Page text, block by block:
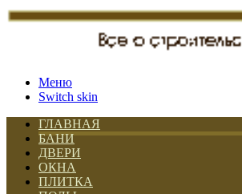
Меню
Switch skin
ГЛАВНАЯ
БАНИ
ДВЕРИ
ОКНА
ПЛИТКА